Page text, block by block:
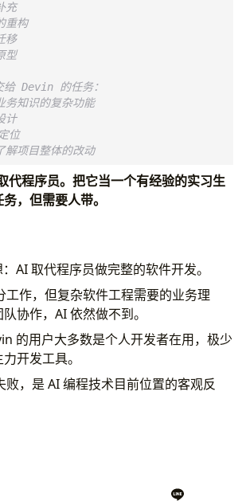
充
重构
移
型
给 Devin 的任务：
知识的复杂功能
计
位
项目整体的改动
代程序员。把它当一个有经验的实习生
，但需要人带。
AI 取代程序员做完整的软件开发。
工作，但复杂软件工程需要的业务理
协作，AI 依然做不到。
的用户大多数是个人开发者在用，极少
开发工具。
，是 AI 编程技术目前位置的客观反